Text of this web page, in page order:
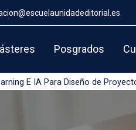
Posgrados
E IA Para Diseño de